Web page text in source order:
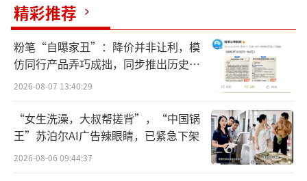
经查，该院存在82项问题，违法违规金额3
466.7万元，但该院在规定时间内自查自纠退回
医保基金金额为0（飞检结束2周后，该院退回
3.23万元），自查自纠严重不到位；并且部分
问题此前已被检查指出，但该院未彻底整改，
本次检查时仍大面积广泛存在，屡查屡犯。典
型问题有：
精彩推荐
粉笔“自曝家丑”：降价并非让利，模
仿同行产品弄巧成拙，同步推出历史学
员退费方案
2026-08-07 13:40:29
“女生洗澡，大叔帮搓背”，“中国锅
王”苏泊尔AI广告辣眼睛，已紧急下架
2026-08-06 09:44:37